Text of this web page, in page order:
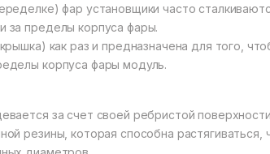
фар установщики часто
за пределы корпуса фары.
как раз и предназначена для того,
корпуса фары модуль.
за счет своей ребристой
резины, которая способна